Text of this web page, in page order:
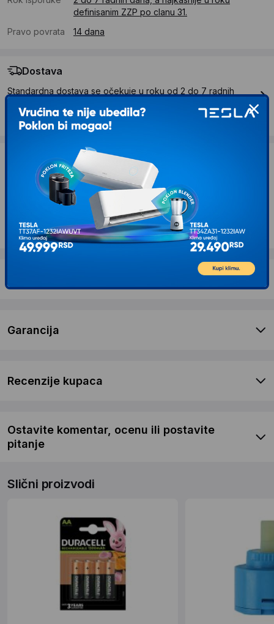
definisanim ZZP po clanu 31.
Pravo povrata
14 dana
Dostava
Standardna dostava se očekuje u roku od 2 do 7 radnih
dana
Troskovi dostave 490 RSD
Želite li ponudu za firmu?
Kontaktirajte nas
Opis proizvoda WURTH Pribor za montažu
baterija
Garancija
Recenzije kupaca
Ostavite komentar, ocenu ili postavite
pitanje
Slični proizvodi